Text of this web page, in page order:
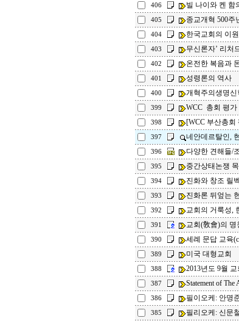
406 빌 나이와 켄 함
405 종교개혁 500주
404 한국교회의 이
403 무신론자’ 리처
402 온전한 복음과
401 성령론의 역사
400 개혁주의생명신
399 WCC 총회 평가
398 [WCC 부산총회
397 네안데르탈인,
396 다양한 견해들/
395 중간상태논쟁
394 진화와 창조 릴
393 진화론 뒤엎는
392 교회의 거룩성,
391 교회(敎會)의 명
390 세례 문답 교육
389 미국 대형교회
388 2013년도 9월 교
387 Statement of The
386 필이오케: 안명
385 필리오케: 신문